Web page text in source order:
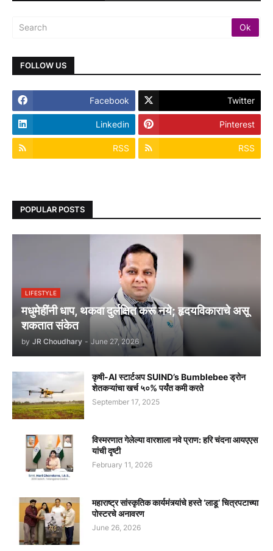
FOLLOW US
Facebook Twitter
Linkedin Pinterest
RSS RSS
POPULAR POSTS
LIFESTYLE
मधुमेहींनी धाप, थकवा दुर्लक्षित करू नये; हृदयविकाराचे असू
शकतात संकेत
by JR Choudhary - June 27, 2026
कृषी-AI स्टार्टअप SUIND’s Bumblebee ड्रोन
शेतकऱ्यांचा खर्च ५०% पर्यंत कमी करते
September 17, 2025
विस्मरणात गेलेल्या वारशाला नवे प्राण: हरि चंदना आयएएस
यांची दृष्टी
February 11, 2026
महाराष्ट्र सांस्कृतिक कार्यमंत्र्यांचे हस्ते ‘लाडू’ चित्रपटाच्या
पोस्टरचे अनावरण
June 26, 2026